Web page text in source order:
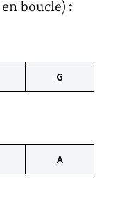
boucle) :
G
A